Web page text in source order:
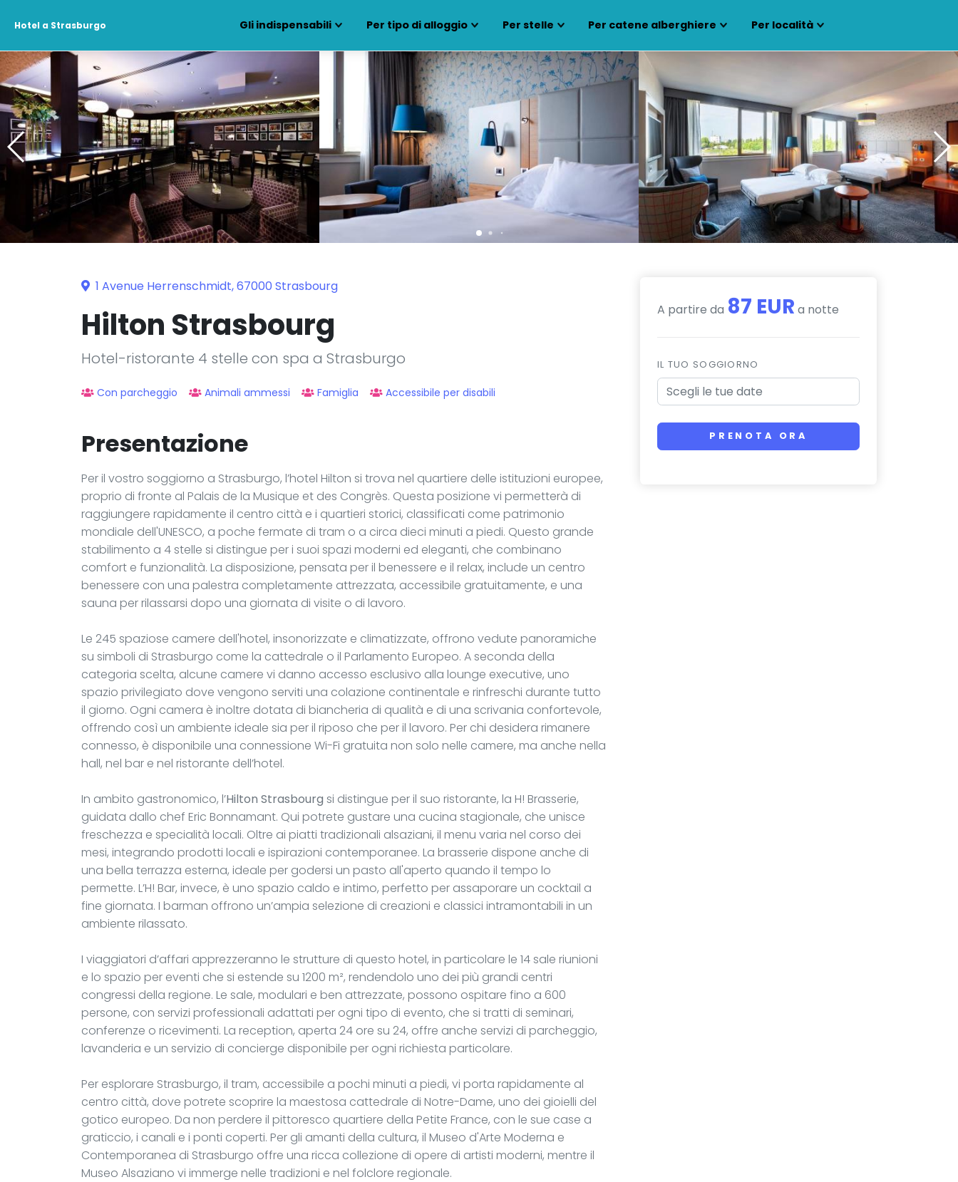
Hotel a Strasburgo Gli indispensabili Per tipo di alloggio Per stelle Per catene alberghiere Per località
1 Avenue Herrenschmidt, 67000 Strasbourg
Hilton Strasbourg
Hotel-ristorante 4 stelle con spa a Strasburgo
Con parcheggio Animali ammessi Famiglia Accessibile per disabili
Presentazione
Per il vostro soggiorno a Strasburgo, l’hotel Hilton si trova nel quartiere delle istituzioni europee,
proprio di fronte al Palais de la Musique et des Congrès. Questa posizione vi permetterà di
raggiungere rapidamente il centro città e i quartieri storici, classificati come patrimonio
mondiale dell'UNESCO, a poche fermate di tram o a circa dieci minuti a piedi. Questo grande
stabilimento a 4 stelle si distingue per i suoi spazi moderni ed eleganti, che combinano
comfort e funzionalità. La disposizione, pensata per il benessere e il relax, include un centro
benessere con una palestra completamente attrezzata, accessibile gratuitamente, e una
sauna per rilassarsi dopo una giornata di visite o di lavoro.
Le 245 spaziose camere dell'hotel, insonorizzate e climatizzate, offrono vedute panoramiche
su simboli di Strasburgo come la cattedrale o il Parlamento Europeo. A seconda della
categoria scelta, alcune camere vi danno accesso esclusivo alla lounge executive, uno
spazio privilegiato dove vengono serviti una colazione continentale e rinfreschi durante tutto
il giorno. Ogni camera è inoltre dotata di biancheria di qualità e di una scrivania confortevole,
offrendo così un ambiente ideale sia per il riposo che per il lavoro. Per chi desidera rimanere
connesso, è disponibile una connessione Wi-Fi gratuita non solo nelle camere, ma anche nella
hall, nel bar e nel ristorante dell’hotel.
In ambito gastronomico, l’Hilton Strasbourg si distingue per il suo ristorante, la H! Brasserie,
guidata dallo chef Eric Bonnamant. Qui potrete gustare una cucina stagionale, che unisce
freschezza e specialità locali. Oltre ai piatti tradizionali alsaziani, il menu varia nel corso dei
mesi, integrando prodotti locali e ispirazioni contemporanee. La brasserie dispone anche di
una bella terrazza esterna, ideale per godersi un pasto all'aperto quando il tempo lo
permette. L’H! Bar, invece, è uno spazio caldo e intimo, perfetto per assaporare un cocktail a
fine giornata. I barman offrono un’ampia selezione di creazioni e classici intramontabili in un
ambiente rilassato.
I viaggiatori d’affari apprezzeranno le strutture di questo hotel, in particolare le 14 sale riunioni
e lo spazio per eventi che si estende su 1200 m², rendendolo uno dei più grandi centri
congressi della regione. Le sale, modulari e ben attrezzate, possono ospitare fino a 600
persone, con servizi professionali adattati per ogni tipo di evento, che si tratti di seminari,
conferenze o ricevimenti. La reception, aperta 24 ore su 24, offre anche servizi di parcheggio,
lavanderia e un servizio di concierge disponibile per ogni richiesta particolare.
Per esplorare Strasburgo, il tram, accessibile a pochi minuti a piedi, vi porta rapidamente al
centro città, dove potrete scoprire la maestosa cattedrale di Notre-Dame, uno dei gioielli del
gotico europeo. Da non perdere il pittoresco quartiere della Petite France, con le sue case a
graticcio, i canali e i ponti coperti. Per gli amanti della cultura, il Museo d'Arte Moderna e
Contemporanea di Strasburgo offre una ricca collezione di opere di artisti moderni, mentre il
Museo Alsaziano vi immerge nelle tradizioni e nel folclore regionale.
A partire da 87 EUR a notte
IL TUO SOGGIORNO
PRENOTA ORA